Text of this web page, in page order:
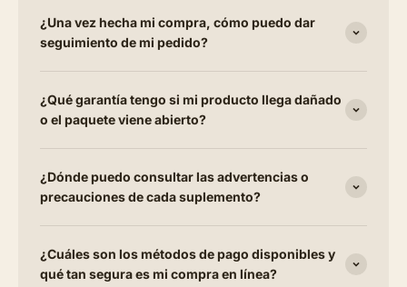
¿Una vez hecha mi compra, cómo puedo dar
seguimiento de mi pedido?
¿Qué garantía tengo si mi producto llega dañado
o el paquete viene abierto?
¿Dónde puedo consultar las advertencias o
precauciones de cada suplemento?
¿Cuáles son los métodos de pago disponibles y
qué tan segura es mi compra en línea?